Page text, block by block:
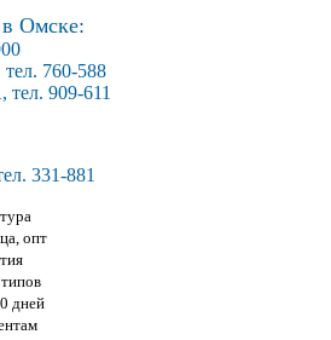
Омске:
760-588
тел. 909-611
331-881
опт
дней